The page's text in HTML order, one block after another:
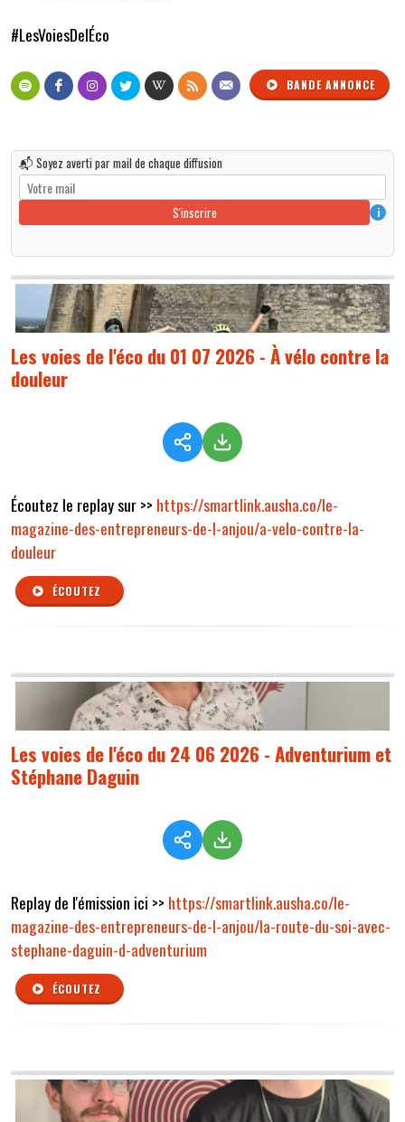
#LesVoiesDelÉco
BANDE ANNONCE
📬 Soyez averti par mail de chaque diffusion
S'inscrire i
Les voies de l'éco du 01 07 2026 - À vélo contre la
douleur
Écoutez le replay sur >> https://smartlink.ausha.co/le-
magazine-des-entrepreneurs-de-l-anjou/a-velo-contre-la-
douleur
ÉCOUTEZ
Les voies de l'éco du 24 06 2026 - Adventurium et
Stéphane Daguin
Replay de l'émission ici >> https://smartlink.ausha.co/le-
magazine-des-entrepreneurs-de-l-anjou/la-route-du-soi-avec-
stephane-daguin-d-adventurium
ÉCOUTEZ